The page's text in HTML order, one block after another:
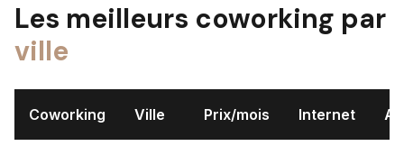
Les meilleurs coworking par
ville
Coworking Ville Prix/mois Internet